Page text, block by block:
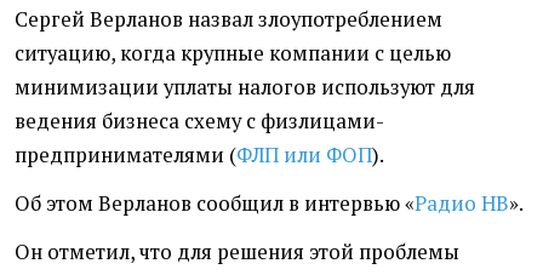
Сергей Верланов назвал злоупотреблением
ситуацию, когда крупные компании с целью
минимизации уплаты налогов используют для
ведения бизнеса схему с физлицами-
предпринимателями (ФЛП или ФОП).
Об этом Верланов сообщил в интервью«Радио НВ».
Он отметил, что для решения этой проблемы